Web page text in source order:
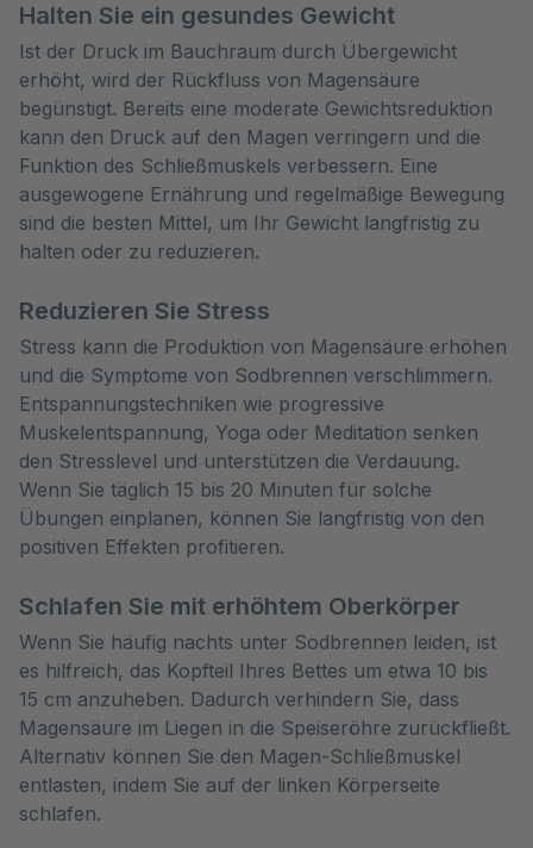
Halten Sie ein gesundes Gewicht
Ist der Druck im Bauchraum durch Übergewicht
erhöht, wird der Rückfluss von Magensäure
begünstigt. Bereits eine moderate Gewichtsreduktion
kann den Druck auf den Magen verringern und die
Funktion des Schließmuskels verbessern. Eine
ausgewogene Ernährung und regelmäßige Bewegung
sind die besten Mittel, um Ihr Gewicht langfristig zu
halten oder zu reduzieren.
Reduzieren Sie Stress
Stress kann die Produktion von Magensäure erhöhen
und die Symptome von Sodbrennen verschlimmern.
Entspannungstechniken wie progressive
Muskelentspannung, Yoga oder Meditation senken
den Stresslevel und unterstützen die Verdauung.
Wenn Sie täglich 15 bis 20 Minuten für solche
Übungen einplanen, können Sie langfristig von den
positiven Effekten profitieren.
Schlafen Sie mit erhöhtem Oberkörper
Wenn Sie häufig nachts unter Sodbrennen leiden, ist
es hilfreich, das Kopfteil Ihres Bettes um etwa 10 bis
15 cm anzuheben. Dadurch verhindern Sie, dass
Magensäure im Liegen in die Speiseröhre zurückfließt.
Alternativ können Sie den Magen-Schließmuskel
entlasten, indem Sie auf der linken Körperseite
schlafen.